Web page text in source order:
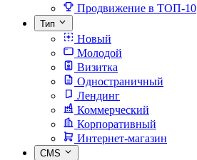
Продвижение в ТОП-10
Тип
Новый
Молодой
Визитка
Одностраничный
Лендинг
Коммерческий
Корпоративный
Интернет-магазин
CMS